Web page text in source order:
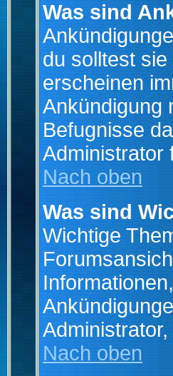
Was sind
du solltest
erscheinen
Ankündigung
Befugnisse
Administrator
Nach oben
Was sind
Wichtige
Nach oben